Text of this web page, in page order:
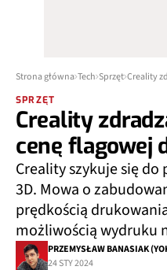
Strona główna Tech Sprzęt
SPRZĘT
Creality
cenę flagowej
Creality szykuje się
3D. Mowa o
prędkością
możliwością wydruku
PRZEMYSŁAW BANASIAK
24 STY 2024